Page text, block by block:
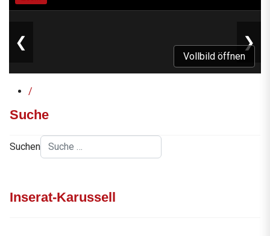
Vollbild öffnen
/
Suche
Suchen
Inserat-Karussell